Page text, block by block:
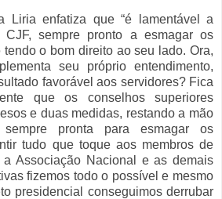
Liria enfatiza que “é lamentável a
CJF, sempre pronto a esmagar os
o bom direito ao seu lado. Ora,
seu próprio entendimento,
favorável aos servidores? Fica
que os conselhos superiores
e duas medidas, restando a mão
pronta para esmagar os
tudo que toque aos membros de
a Associação Nacional e as demais
fizemos todo o possível e mesmo
presidencial conseguimos derrubar